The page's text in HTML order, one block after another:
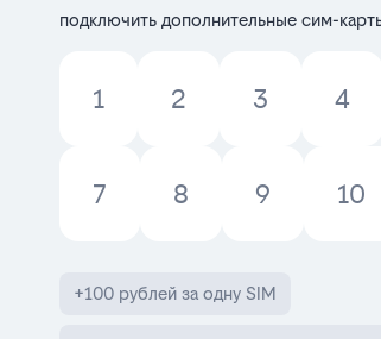
подключить дополнительные сим-
1 2 3 4
7 8 9 10
+100 рублей за одну SIM